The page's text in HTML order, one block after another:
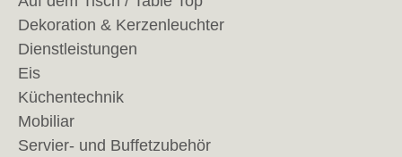
Dekoration & Kerzenleuchter
Dienstleistungen
Eis
Küchentechnik
Mobiliar
Servier- und Buffetzubehör